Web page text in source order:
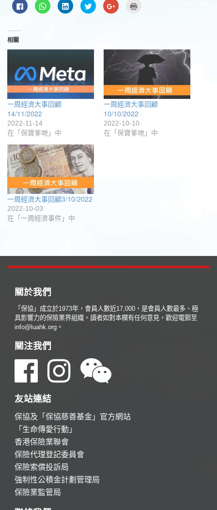
按
一
新
中
開
啟)
分
享
開
分
享
開
分
享
開
按
一
(在
新
視
窗
開
啟)
窗
中
開
啟)
相關
一周經濟大事回顧
14/11/2022
2022-11-14
在「保寶爹哋」中
一周經濟大事回顧
10/10/2022
2022-10-10
在「保寶爹哋」中
一周經濟大事回顧3/10/2022
2022-10-03
在「一周經濟事件」中
關於我們
「保協」成立於1973年，會員人數近17,000，是會員人數最多、極
具影響力的保險業界組織。讀者如對本欄有任何意見，歡迎電郵至
info@luahk.org。
關注我們
友站連結
保協及「保協慈善基金」官方網站
「生命傳愛行動」
香港保險業聯會
保險代理登記委員會
保險索償投訴局
強制性公積金計劃管理局
保險業監管局